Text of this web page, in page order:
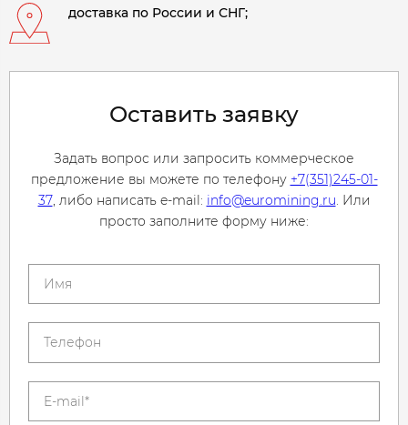
доставка по России и СНГ;
Оставить заявку
Задать вопрос или запросить коммерческое
предложение вы можете по телефону +7(351)245-01-
37, либо написать e-mail: info@euromining.ru. Или
просто заполните форму ниже: